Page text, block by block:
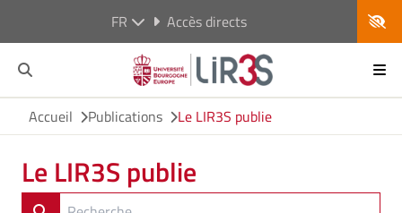
FR Accès directs
Accueil Publications Le LIR3S publie
Le LIR3S publie